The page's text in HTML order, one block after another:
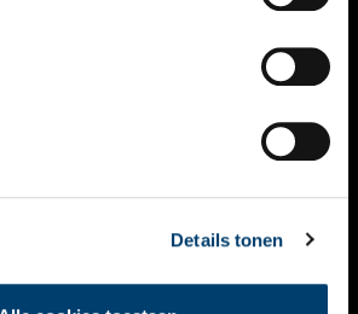
Details tonen